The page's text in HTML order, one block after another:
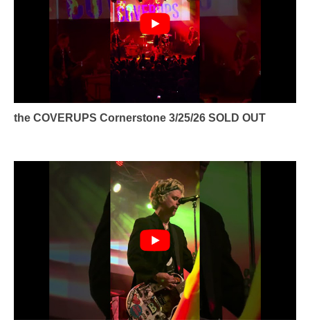
the COVERUPS Cornerstone 3/25/26 SOLD OUT